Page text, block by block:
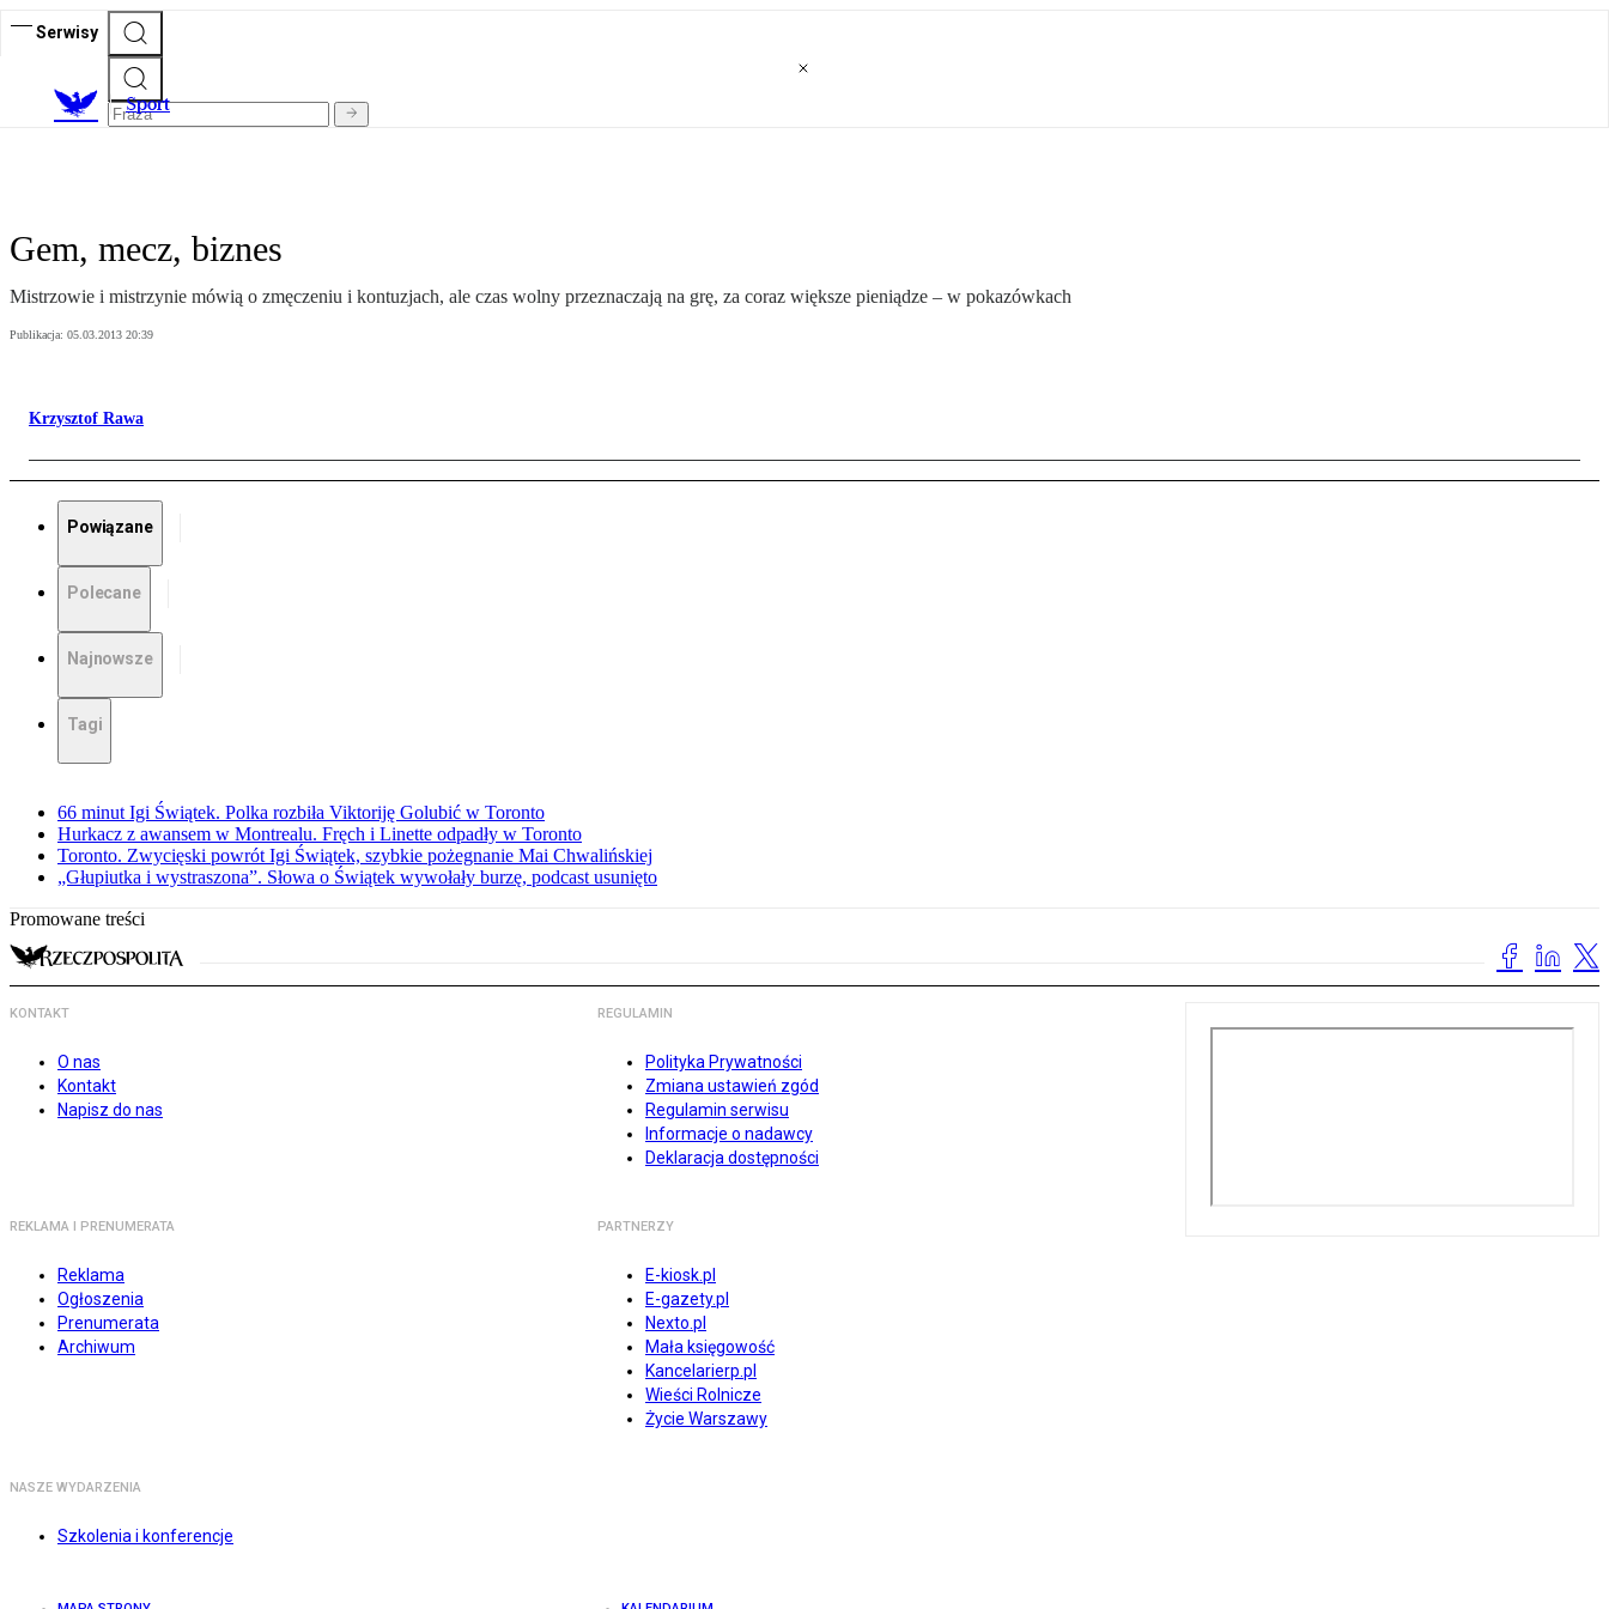
Serwisy
Sport
Gem, mecz, biznes
Mistrzowie i mistrzynie mówią o zmęczeniu i kontuzjach, ale czas wolny przeznaczają na grę, za coraz większe pieniądze – w pokazówkach
Publikacja: 05.03.2013 20:39
Krzysztof Rawa
Powiązane
Polecane
Najnowsze
Tagi
66 minut Igi Świątek. Polka rozbiła Viktoriję Golubić w Toronto
Hurkacz z awansem w Montrealu. Fręch i Linette odpadły w Toronto
Toronto. Zwycięski powrót Igi Świątek, szybkie pożegnanie Mai Chwalińskiej
„Głupiutka i wystraszona”. Słowa o Świątek wywołały burzę, podcast usunięto
Promowane treści
KONTAKT
O nas
Kontakt
Napisz do nas
REGULAMIN
Polityka Prywatności
Zmiana ustawień zgód
Regulamin serwisu
Informacje o nadawcy
Deklaracja dostępności
REKLAMA I PRENUMERATA
Reklama
Ogłoszenia
Prenumerata
Archiwum
PARTNERZY
E-kiosk.pl
E-gazety.pl
Nexto.pl
Mała księgowość
Kancelarierp.pl
Wieści Rolnicze
Życie Warszawy
NASZE WYDARZENIA
Szkolenia i konferencje